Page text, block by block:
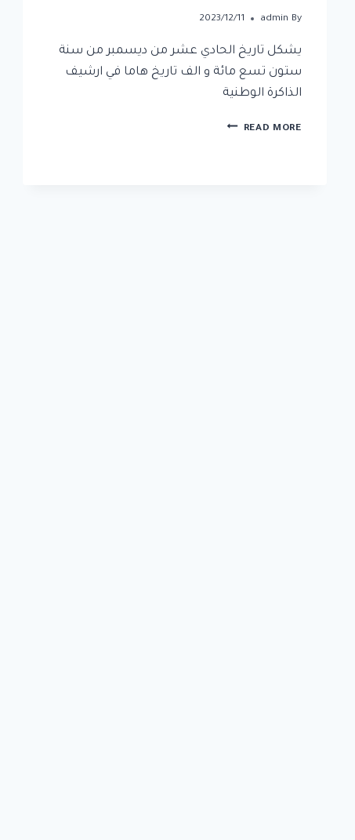
By
admin
2023/12/11
يشكل تاريخ الحادي عشر من ديسمبر من سنة
ستون تسع مائة و الف تاريخ هاما في ارشيف
الذاكرة الوطنية
READ MORE